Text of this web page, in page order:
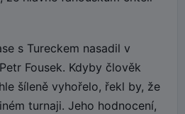
s Tureckem nasadil v
Fousek. Kdyby člověk
šíleně vyhořelo, řekl by, že
turnaji. Jeho hodnocení,